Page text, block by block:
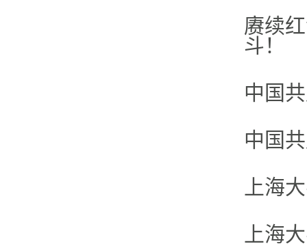
赓续
斗！
中国
中国
上海
上海